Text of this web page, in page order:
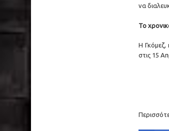
να
Το
Η Γκόμεζ,
στις 15